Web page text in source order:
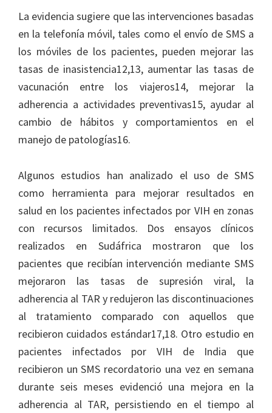
La evidencia sugiere que las intervenciones basadas
en la telefonía móvil, tales como el envío de SMS a
los móviles de los pacientes, pueden mejorar las
tasas de inasistencia12,13, aumentar las tasas de
vacunación entre los viajeros14, mejorar la
adherencia a actividades preventivas15, ayudar al
cambio de hábitos y comportamientos en el
manejo de patologías16.
Algunos estudios han analizado el uso de SMS
como herramienta para mejorar resultados en
salud en los pacientes infectados por VIH en zonas
con recursos limitados. Dos ensayos clínicos
realizados en Sudáfrica mostraron que los
pacientes que recibían intervención mediante SMS
mejoraron las tasas de supresión viral, la
adherencia al TAR y redujeron las discontinuaciones
al tratamiento comparado con aquellos que
recibieron cuidados estándar17,18. Otro estudio en
pacientes infectados por VIH de India que
recibieron un SMS recordatorio una vez en semana
durante seis meses evidenció una mejora en la
adherencia al TAR, persistiendo en el tiempo al